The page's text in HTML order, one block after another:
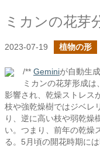
ミカンの花芽
2023-07-19 植物の形
/** Geminiが自動生
ミカンの花芽形成
影響され、乾燥ストレス
枝や強乾燥樹ではジベレ
り、逆に高い枝や弱乾燥
い。つまり、前年の乾燥
る。5月頃の開花時期に